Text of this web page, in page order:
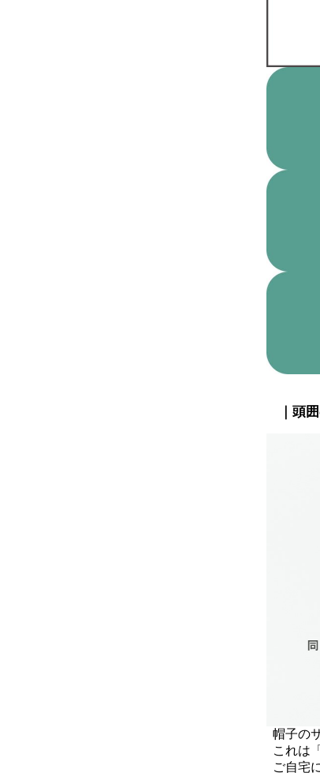
｜頭
帽子の
これは
ご自宅